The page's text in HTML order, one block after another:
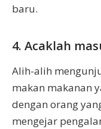
baru.
4. Acaklah
Alih-alih
makan makanan
dengan orang
mengejar